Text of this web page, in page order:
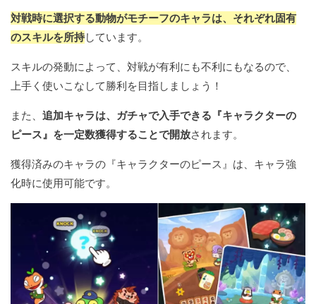
対戦時に選択する動物がモチーフのキャラは、それぞれ固有
のスキルを所持しています。
スキルの発動によって、対戦が有利にも不利にもなるので、
上手く使いこなして勝利を目指しましょう！
また、 追加キャラは、ガチャで入手できる『キャラクターの
ピース』を一定数獲得することで開放されます。
獲得済みのキャラの『キャラクターのピース』は、キャラ強
化時に使用可能です。